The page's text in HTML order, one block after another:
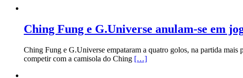
Ching Fung e G.Universe anulam-se em
Ching Fung e G.Universe empataram a quatro golos, na partida
competir com a camisola do Ching […]